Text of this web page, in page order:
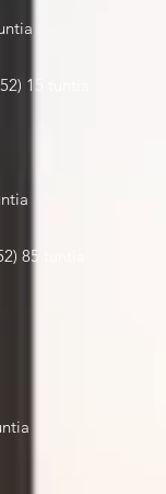
15 tuntia
85 tuntia